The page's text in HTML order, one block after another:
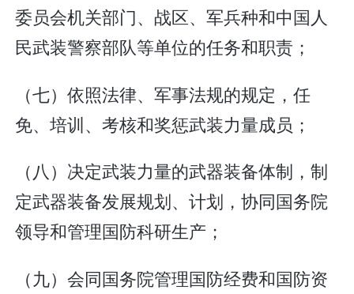
委员会机关部门、战区、军兵种和中国人
民武装警察部队等单位的任务和职责；
（七）依照法律、军事法规的规定，任
免、培训、考核和奖惩武装力量成员；
（八）决定武装力量的武器装备体制，制
定武器装备发展规划、计划，协同国务院
领导和管理国防科研生产；
（九）会同国务院管理国防经费和国防资